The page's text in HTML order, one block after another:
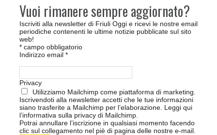
Vuoi rimanere sempre aggiornato?
Iscriviti alla newsletter di Friuli Oggi e ricevi le nostre email
periodiche contenenti le ultime notizie pubblicate sul sito
web!
* campo obbligatorio
Indirizzo email *
Privacy
Utilizziamo Mailchimp come piattaforma di marketing.
Iscrivendoti alla newsletter accetti che le tue informazioni
siano trasferite a Mailchimp per l’elaborazione. Leggi qui
l’informativa sulla privacy di Mailchimp
Potrai annullare l’iscrizione in qualsiasi momento facendo
clic sul collegamento nel piè di pagina delle nostre e-mail.